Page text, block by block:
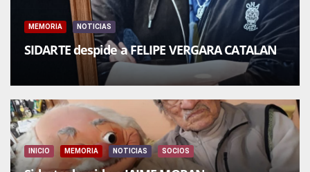
MEMORIA NOTICIAS
SIDARTE despide a FELIPE VERGARA CATALAN
INICIO MEMORIA NOTICIAS SOCIOS